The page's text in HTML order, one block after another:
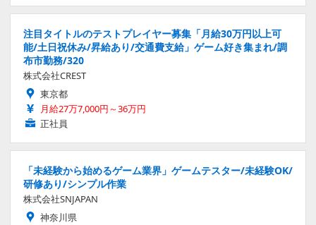
注目タイトルのテストプレイヤー募集「月給30万円以上可
能/土日祝休み/昇給あり/交通費支給」ゲーム好き集まれ/調
布市勤務/320
株式会社CREST
東京都
月給27万7,000円～36万円
正社員
「未経験から始めるゲーム業界」ゲームテスター/未経験OK/
研修あり/シンプル作業
株式会社SNJAPAN
神奈川県